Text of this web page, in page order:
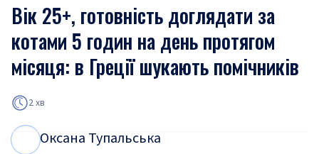
Вік 25+, готовність доглядати за
котами 5 годин на день протягом
місяця: в Греції шукають помічників
2 хв
Оксана Тупальська